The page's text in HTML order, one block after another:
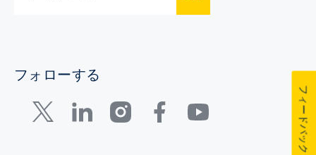
フォローする
フィードバック